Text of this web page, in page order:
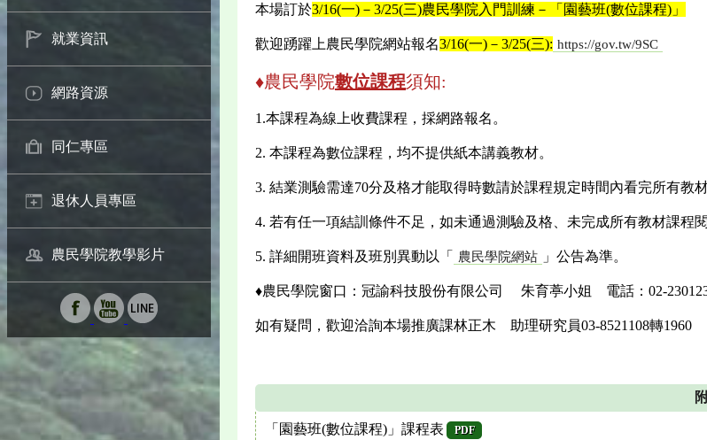
就業資訊
網路資源
同仁專區
退休人員專區
農民學院教學影片
本場訂於3/16(一)－3/25(三)農民學院入門訓練－「園藝班(數位課程)」
歡迎踴躍上農民學院網站報名3/16(一)－3/25(三): https://gov.tw/9SC
♦農民學院數位課程須知:
1.本課程為線上收費課程，採網路報名。
2. 本課程為數位課程，均不提供紙本講義教材。
3. 結業測驗需達70分及格才能取得時數請於課程規定時間內看完所有教
4. 若有任一項結訓條件不足，如未通過測驗及格、未完成所有教材課程
5. 詳細開班資料及班別異動以「 農民學院網站 」公告為準。
♦農民學院窗口：冠諭科技股份有限公司 朱育葶小姐 電話：02-
如有疑問，歡迎洽詢本場推廣課林正木 助理研究員03-8521108轉1960
「園藝班(數位課程)」課程表 PDF